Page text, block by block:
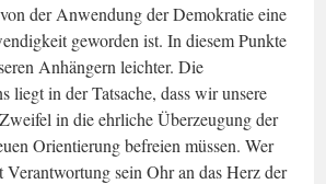
der Anwendung der Demokratie eine
geworden ist. In diesem Punkte
Anhängern leichter. Die
liegt in der Tatsache, dass wir unsere
in die ehrliche Überzeugung der
Orientierung befreien müssen. Wer
Verantwortung sein Ohr an das Herz der